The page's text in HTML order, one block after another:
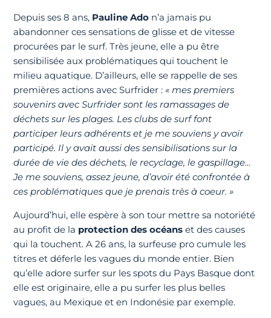
Depuis ses 8 ans, Pauline Ado n’a jamais pu
abandonner ces sensations de glisse et de vitesse
procurées par le surf. Très jeune, elle a pu être
sensibilisée aux problématiques qui touchent le
milieu aquatique. D’ailleurs, elle se rappelle de ses
premières actions avec Surfrider : « mes premiers
souvenirs avec Surfrider sont les ramassages de
déchets sur les plages. Les clubs de surf font
participer leurs adhérents et je me souviens y avoir
participé. Il y avait aussi des sensibilisations sur la
durée de vie des déchets, le recyclage, le gaspillage…
Je me souviens, assez jeune, d’avoir été confrontée à
ces problématiques que je prenais très à coeur. »
Aujourd’hui, elle espère à son tour mettre sa notoriété
au profit de la protection des océans et des causes
qui la touchent. A 26 ans, la surfeuse pro cumule les
titres et déferle les vagues du monde entier. Bien
qu’elle adore surfer sur les spots du Pays Basque dont
elle est originaire, elle a pu surfer les plus belles
vagues, au Mexique et en Indonésie par exemple.